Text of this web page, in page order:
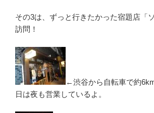
その3は、ずっと行きたかった宿題店「
訪問！
←渋谷から自転車で約
日は夜も営業しているよ。